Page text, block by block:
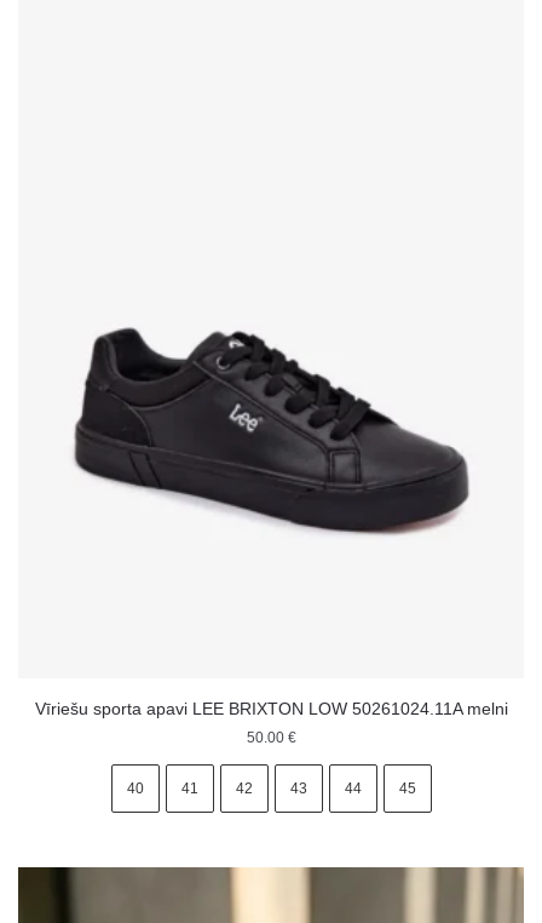
Vīriešu sporta apavi LEE BRIXTON LOW 50261024.11A melni
50.00 €
40 41 42 43 44 45